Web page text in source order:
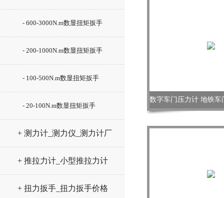
- 600-3000N.m数显扭矩扳手
- 200-1000N.m数显扭矩扳手
- 100-500N.m数显扭矩扳手
- 20-100N.m数显扭矩扳手
+ 测力计_测力仪_测力计厂
家
+ 推拉力计_小型推拉力计
+ 扭力扳手_扭力扳手价格